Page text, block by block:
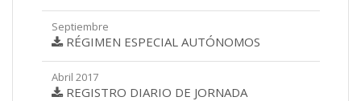
Septiembre
RÉGIMEN ESPECIAL AUTÓNOMOS
Abril 2017
REGISTRO DIARIO DE JORNADA